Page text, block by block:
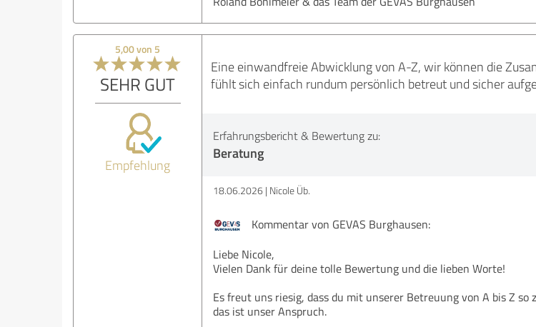
5,00 von 5
SEHR GUT
Empfehlung
Eine einwandfreie Abwicklung von A-Z, wir können die
fühlt sich einfach rundum persönlich betreut und sicher
Erfahrungsbericht & Bewertung zu:
Beratung
18.06.2026 Nicole Üb.
Kommentar von GEVAS Burghausen:
Liebe Nicole,
Vielen Dank für deine tolle Bewertung und die lieben Worte!
Es freut uns riesig, dass du mit unserer Betreuung von A bis Z
das ist unser Anspruch.